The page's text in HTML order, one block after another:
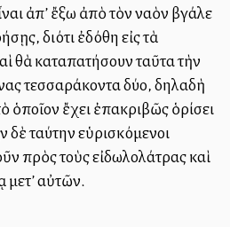
ἀπ’ ἔξω ἀπὸ τὸν ναὸν βγάλε
διότι ἐδόθη εἰς τὰ
θὰ καταπατήσουν ταῦτα τὴν
τεσσαράκοντα δύο, δηλαδὴ
ὁποῖον ἔχει ἐπακριβῶς ὁρίσει
δὲ ταύτην εὑρισκόμενοι
πρὸς τοὺς εἰδωλολάτρας καὶ
μετ’ αὐτῶν.